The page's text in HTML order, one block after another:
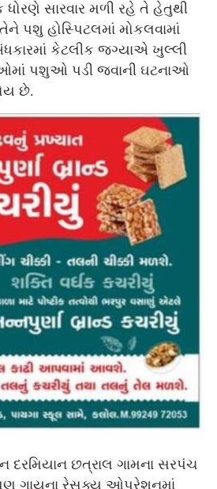
ધોરણે સારવાર મળી રહે તે હેતુથી
તેને પશુ હોસ્પિટલમાં મોકલવામાં
કેટલીક જગ્યાએ ખુલ્લી
પશુઓ પડી જવાની ઘટનાઓ
છે.
છત્રાલ ગામના સરપંચ
ગાયના રેસક્યુ ઓપરેશનમાં